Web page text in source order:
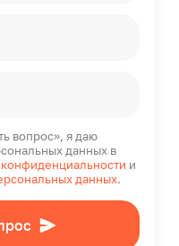
вопрос», я даю
данных в
и
данных.